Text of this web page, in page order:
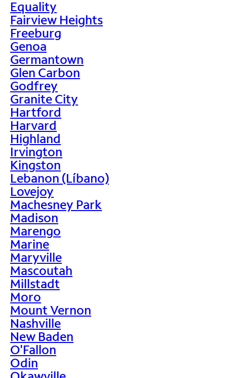
Equality
Fairview Heights
Freeburg
Genoa
Germantown
Glen Carbon
Godfrey
Granite City
Hartford
Harvard
Highland
Irvington
Kingston
Lebanon (Líbano)
Lovejoy
Machesney Park
Madison
Marengo
Marine
Maryville
Mascoutah
Millstadt
Moro
Mount Vernon
Nashville
New Baden
O'Fallon
Odin